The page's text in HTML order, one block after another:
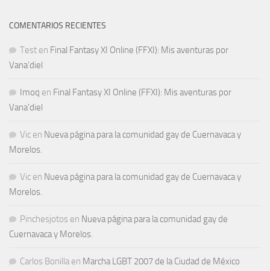
COMENTARIOS RECIENTES
Test en Final Fantasy XI Online (FFXI): Mis aventuras por
Vana’diel
Imoq en Final Fantasy XI Online (FFXI): Mis aventuras por
Vana’diel
Vic en Nueva página para la comunidad gay de Cuernavaca y
Morelos.
Vic en Nueva página para la comunidad gay de Cuernavaca y
Morelos.
Pinchesjotos en Nueva página para la comunidad gay de
Cuernavaca y Morelos.
Carlos Bonilla en Marcha LGBT 2007 de la Ciudad de México